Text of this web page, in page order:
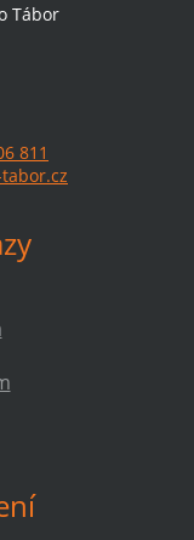
Tábor
811